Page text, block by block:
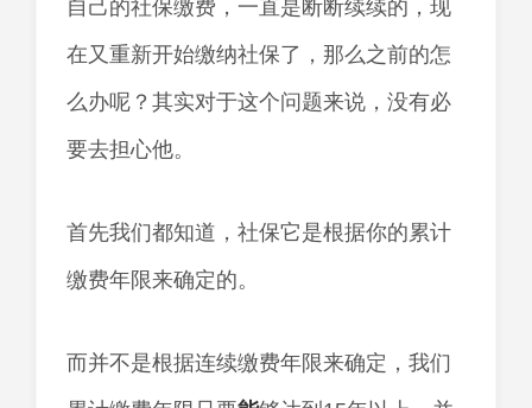
自己的社保缴费，一直是断断续续的，现
在又重新开始缴纳社保了，那么之前的怎
么办呢？其实对于这个问题来说，没有必
要去担心他。
首先我们都知道，社保它是根据你的累计
缴费年限来确定的。
而并不是根据连续缴费年限来确定，我们